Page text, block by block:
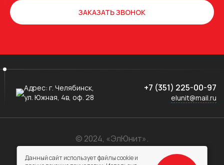
ЗАКАЗАТЬ ЗВОНОК
Адрес: г. Челябинск,
ул. Южная, 4в, оф. 28
+7 (351) 225-00-97
elunit@mail.ru
© 2024, «ЭлЮнит».
Электронные компоненты
Данный сайт использует файлы cookie и